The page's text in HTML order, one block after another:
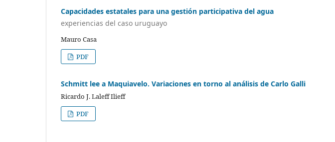
Capacidades estatales para una gestión participativa del agua
experiencias del caso uruguayo
Mauro Casa
PDF
Schmitt lee a Maquiavelo. Variaciones en torno al análisis de Carlo Galli
Ricardo J. Laleff Ilieff
PDF